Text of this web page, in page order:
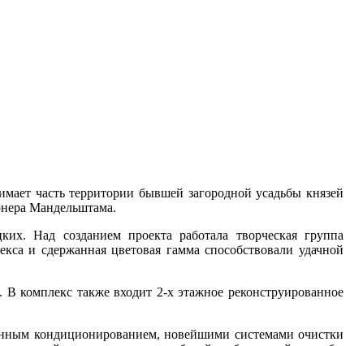
часть территории бывшей загородной усадьбы князей
Мандельштама.
Над созданием проекта работала творческая группа
и сдержанная цветовая гамма способствовали удачной
также входит 2-х этажное реконструированное
кондиционированием, новейшими системами очистки